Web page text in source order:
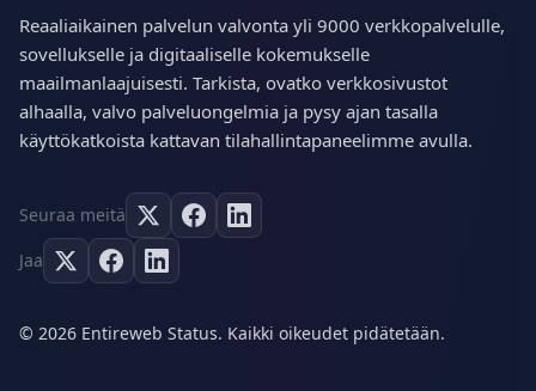
Reaaliaikainen palvelun valvonta yli 9000 verkkopalvelulle,
sovellukselle ja digitaaliselle kokemukselle
maailmanlaajuisesti. Tarkista, ovatko verkkosivustot
alhaalla, valvo palveluongelmia ja pysy ajan tasalla
käyttökatkoista kattavan tilahallintapaneelimme avulla.
Seuraa meitä
Jaa
© 2026 Entireweb Status. Kaikki oikeudet pidätetään.